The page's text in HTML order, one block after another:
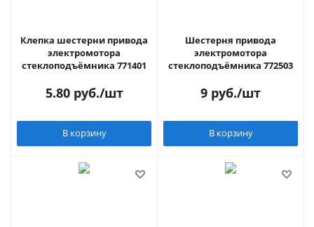
Клепка шестерни привода
электромотора
стеклоподъёмника 771401
5.80руб./шт
В корзину
Шестерня привода
электромотора
стеклоподъёмника 772503
9 руб./шт
В корзину